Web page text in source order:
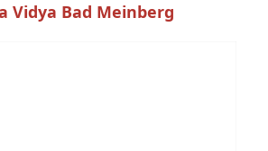
Vidya Bad Meinberg